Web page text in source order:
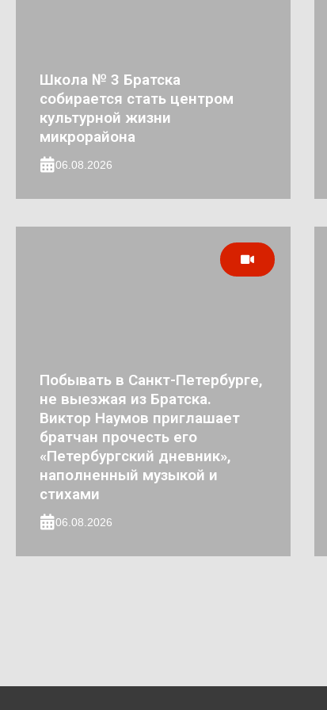
Школа № 3 Братска
собирается стать центром
культурной жизни
микрорайона
06.08.2026
Побывать в Санкт-Петербурге,
не выезжая из Братска.
Виктор Наумов приглашает
братчан прочесть его
«Петербургский дневник»,
наполненный музыкой и
стихами
06.08.2026